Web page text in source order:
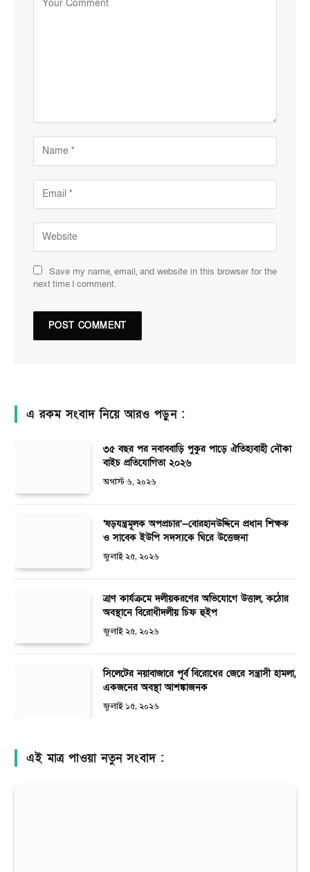
Save my name, email, and website in this browser for the
next time I comment.
এ রকম সংবাদ নিয়ে আরও পড়ুন :
৩৫ বছর পর নবাববাড়ি পুকুর পাড়ে ঐতিহ্যবাহী নৌকা
বাইচ প্রতিযোগিতা ২০২৬
অগাস্ট ৬, ২০২৬
‘ষড়যন্ত্রমূলক অপপ্রচার’—বোরহানউদ্দিনে প্রধান শিক্ষক
ও সাবেক ইউপি সদস্যকে ঘিরে উত্তেজনা
জুলাই ২৫, ২০২৬
ত্রাণ কার্যক্রমে দলীয়করণের অভিযোগে উত্তাল, কঠোর
অবস্থানে বিরোধীদলীয় চিফ হুইপ
জুলাই ২৫, ২০২৬
সিলেটের নয়াবাজারে পূর্ব বিরোধের জেরে সন্ত্রাসী হামলা,
একজনের অবস্থা আশঙ্কাজনক
জুলাই ১৫, ২০২৬
এই মাত্র পাওয়া নতুন সংবাদ :